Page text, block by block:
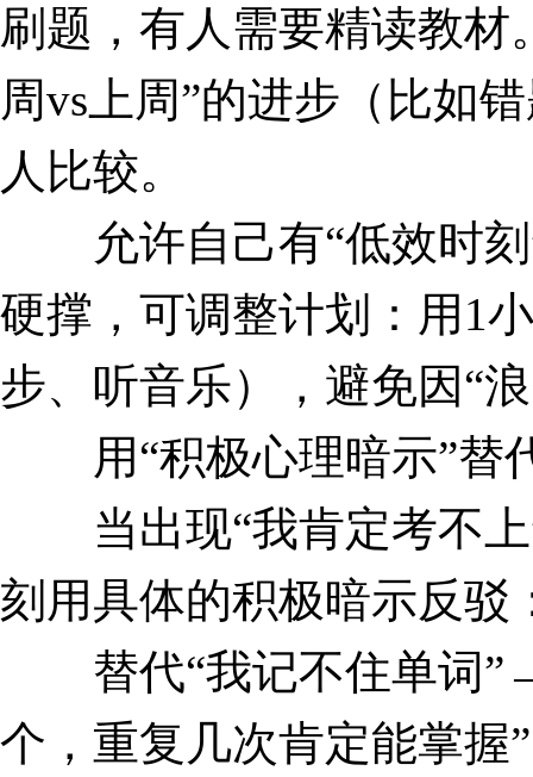
刷题，有人需要精读教材
周vs上周”的进步（比如
人比较。
允许自己有“低效时刻
硬撑，可调整计划：用1
步、听音乐），避免因“
用“积极心理暗示”替
当出现“我肯定考不上
刻用具体的积极暗示反驳
替代“我记不住单词
个，重复几次肯定能掌握